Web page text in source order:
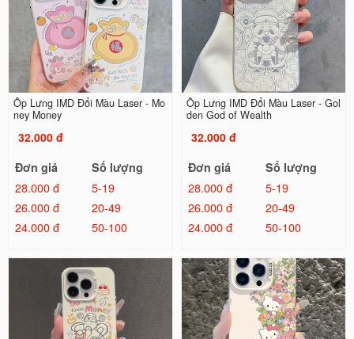
Ốp Lưng IMD Đổi Màu Laser - Mo
ney Money
32.000 đ
Đơn giá
Số lượng
28.000 đ
5-19
26.000 đ
20-49
24.000 đ
50-100
Ốp Lưng IMD Đổi Màu Laser - Gol
den God of Wealth
32.000 đ
Đơn giá
Số lượng
28.000 đ
5-19
26.000 đ
20-49
24.000 đ
50-100